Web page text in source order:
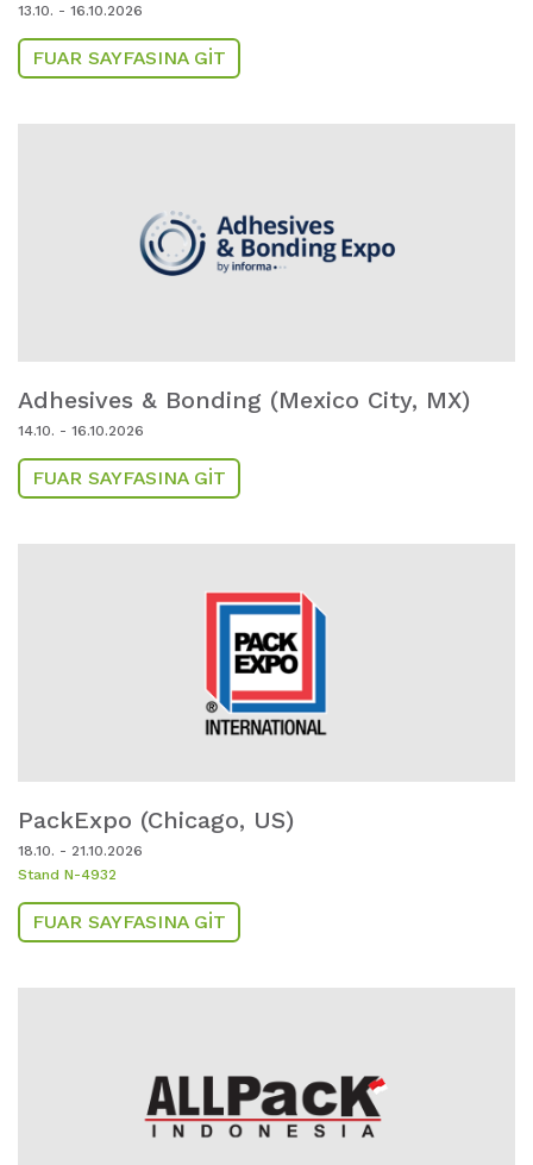
13.10. - 16.10.2026
FUAR SAYFASINA GIT
Adhesives & Bonding (Mexico City, MX)
14.10. - 16.10.2026
FUAR SAYFASINA GIT
PackExpo (Chicago, US)
18.10. - 21.10.2026
Stand N-4932
FUAR SAYFASINA GIT